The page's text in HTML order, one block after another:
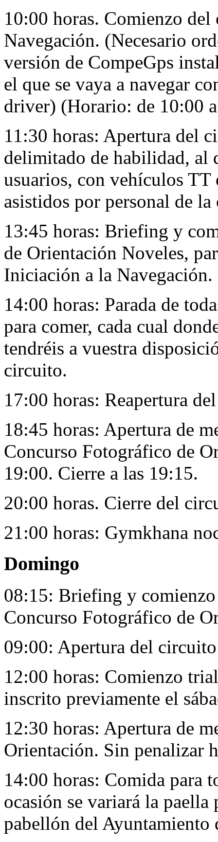
10:00 horas. Comienzo
Navegación. (Necesario
versión de CompeGps
el que se vaya a navegar
driver) (Horario: de 10:00
11:30 horas: Apertura del
delimitado de habilidad, al
usuarios, con vehículos
asistidos por personal de
13:45 horas: Briefing y
de Orientación Noveles,
Iniciación a la Navegación.
14:00 horas: Parada de
para comer, cada cual
tendréis a vuestra
circuito.
17:00 horas: Reapertura
18:45 horas: Apertura de
Concurso Fotográfico de
19:00. Cierre a las 19:15.
20:00 horas. Cierre del
21:00 horas: Gymkhana
Domingo
08:15: Briefing y comienzo
Concurso Fotográfico de
09:00: Apertura del
12:00 horas: Comienzo
inscrito previamente el
12:30 horas: Apertura de
Orientación. Sin penalizar
14:00 horas: Comida para
ocasión se variará la
pabellón del Ayuntamiento